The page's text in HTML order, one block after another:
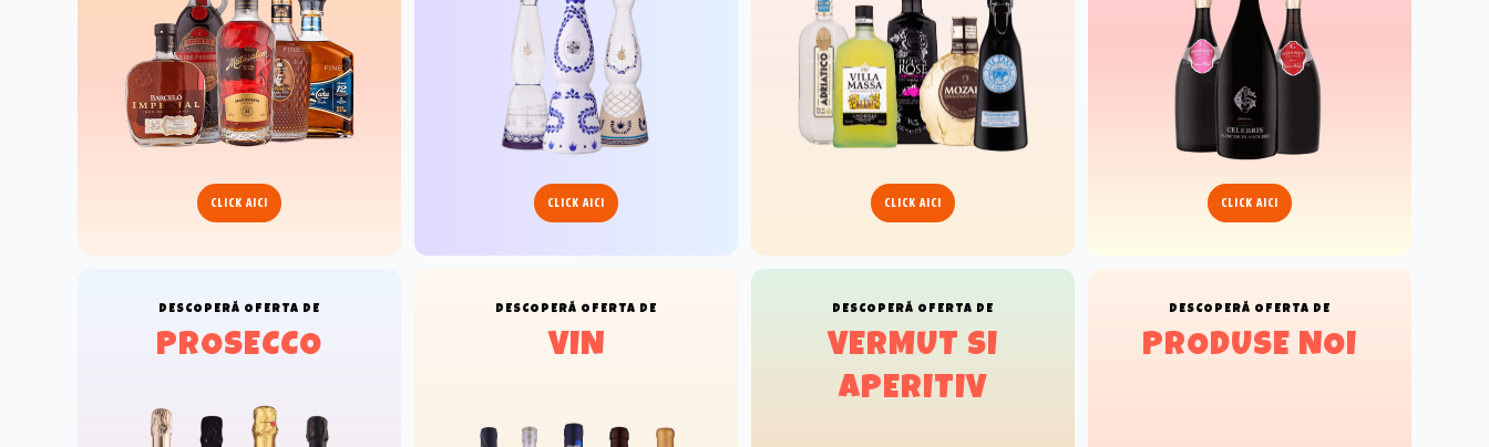
CLICK AICI CLICK AICI CLICK AICI CLICK AICI
DESCOPERĂ OFERTA DE
PROSECCO
DESCOPERĂ OFERTA DE
VIN
DESCOPERĂ OFERTA DE
VERMUT SI
APERITIV
DESCOPERĂ OFERTA DE
PRODUSE NOI